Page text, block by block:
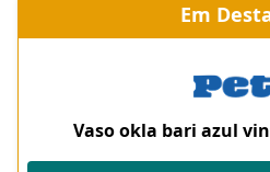
Em
Vaso okla bari azul